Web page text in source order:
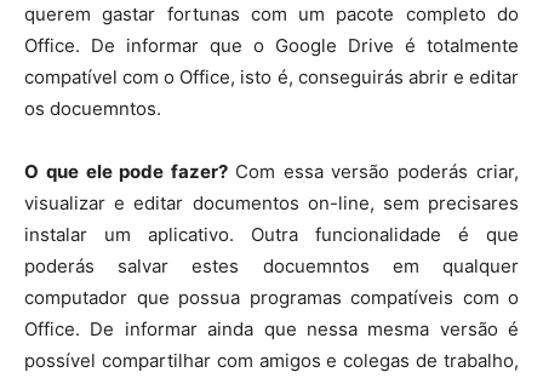
querem gastar fortunas com um pacote completo do
Office. De informar que o Google Drive é totalmente
compatível com o Office, isto é, conseguirás abrir e editar
os docuemntos.
O que ele pode fazer? Com essa versão poderás criar,
visualizar e editar documentos on-line, sem precisares
instalar um aplicativo. Outra funcionalidade é que
poderás salvar estes docuemntos em qualquer
computador que possua programas compatíveis com o
Office. De informar ainda que nessa mesma versão é
possível compartilhar com amigos e colegas de trabalho,